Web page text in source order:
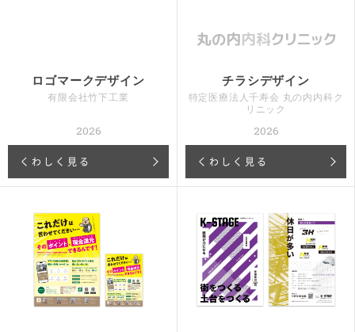
ロゴマークデザイン
有限会社竹下工業
2026
くわしく見る
チラシデザイン
特定医療法人千寿会 丸の内内科ク
リニック
2026
くわしく見る